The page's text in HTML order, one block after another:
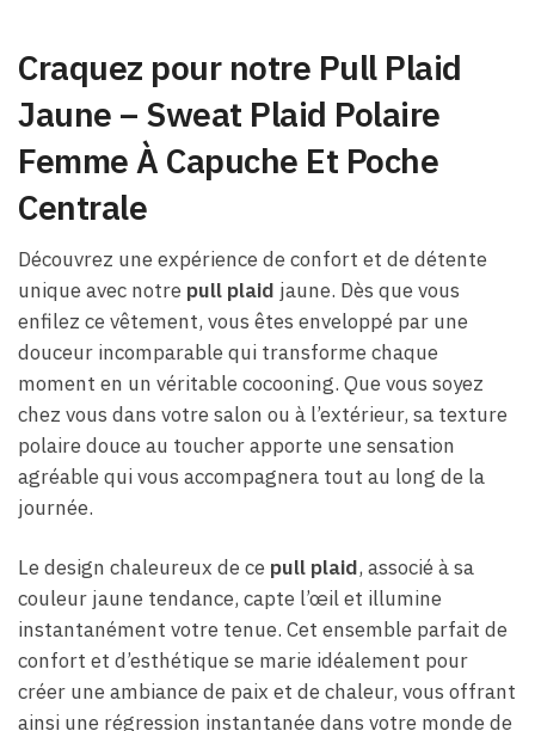
Craquez pour notre Pull Plaid
Jaune – Sweat Plaid Polaire
Femme À Capuche Et Poche
Centrale
Découvrez une expérience de confort et de détente
unique avec notre pull plaid jaune. Dès que vous
enfilez ce vêtement, vous êtes enveloppé par une
douceur incomparable qui transforme chaque
moment en un véritable cocooning. Que vous soyez
chez vous dans votre salon ou à l’extérieur, sa texture
polaire douce au toucher apporte une sensation
agréable qui vous accompagnera tout au long de la
journée.
Le design chaleureux de ce pull plaid, associé à sa
couleur jaune tendance, capte l’œil et illumine
instantanément votre tenue. Cet ensemble parfait de
confort et d’esthétique se marie idéalement pour
créer une ambiance de paix et de chaleur, vous offrant
ainsi une régression instantanée dans votre monde de